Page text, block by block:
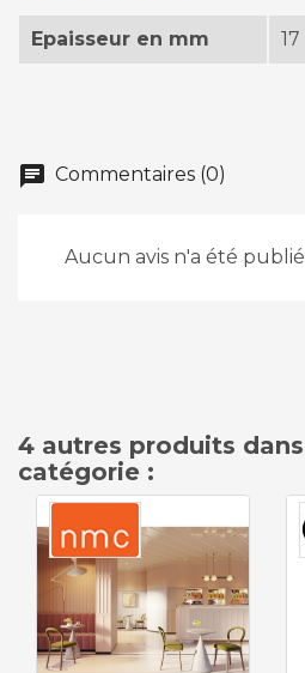
Epaisseur en mm 17
chat Commentaires (0)
Aucun avis n'a été
4 autres produits
catégorie :